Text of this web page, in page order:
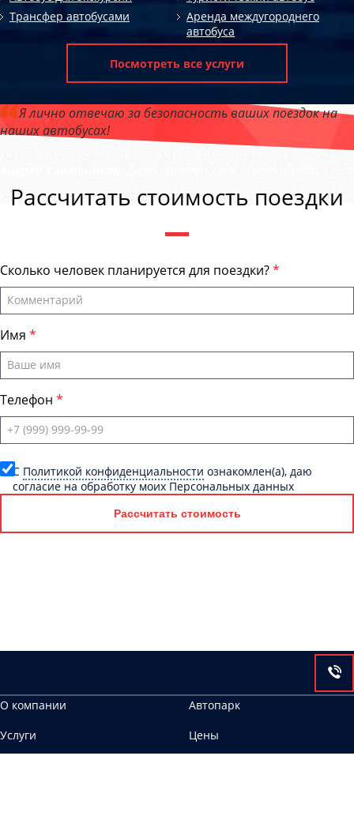
Трансфер автобусами
Аренда междугороднего
автобуса
Посмотреть все услуги
Я лично отвечаю за безопасность ваших поездок на
наших автобусах!
Андрей Калашников , директор компании "ЧелябинскБас"
Рассчитать стоимость поездки
Сколько человек планируется для поездки?
Имя
Телефон
C Политикой конфиденциальности ознакомлен(а), даю
согласие на обработку моих Персональных данных
Рассчитать стоимость
О компании
Автопарк
Услуги
Цены